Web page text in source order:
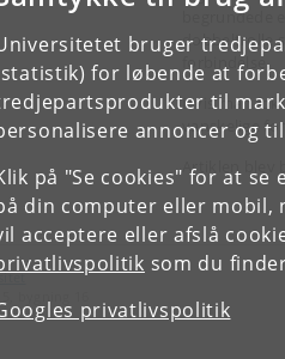
bruger
for løbende at
til
annoncer og
på "Se cookies" for at
din computer eller mobil,
acceptere eller afslå
som du
privatlivspolitik
begrundede
dobbeltrolle
forbindelse.
Hvis man
vanskelige
Artiklen blev